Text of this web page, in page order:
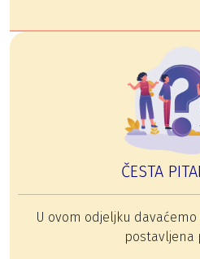
ČESTA
U ovom odjeljku
postavljena